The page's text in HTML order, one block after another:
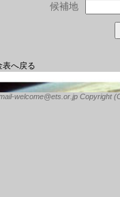
候補地
へ戻る
welcome@ets.or.jp Copyright